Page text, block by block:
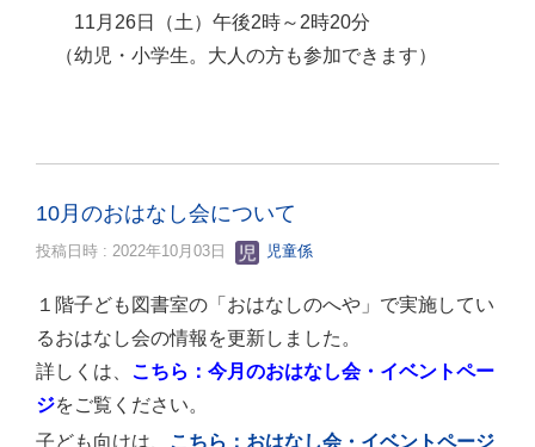
11月26日（土）午後2時～2時20分
（幼児・小学生。大人の方も参加できます）
10月のおはなし会について
投稿日時 : 2022年10月03日 児童係
１階子ども図書室の「おはなしのへや」で実施してい
るおはなし会の情報を更新しました。
詳しくは、 こちら：今月のおはなし会・イベントペー
ジをご覧ください。
子ども向けは、 こちら：おはなし会・イベントページ